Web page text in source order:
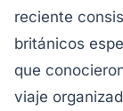
reciente
británicos
que
viaje